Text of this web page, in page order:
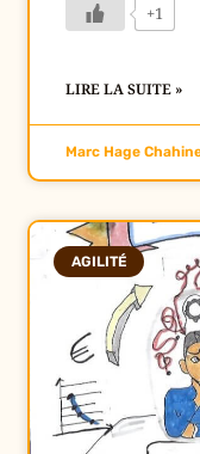
+1
LIRE LA SUITE »
Marc Hage
AGILITÉ